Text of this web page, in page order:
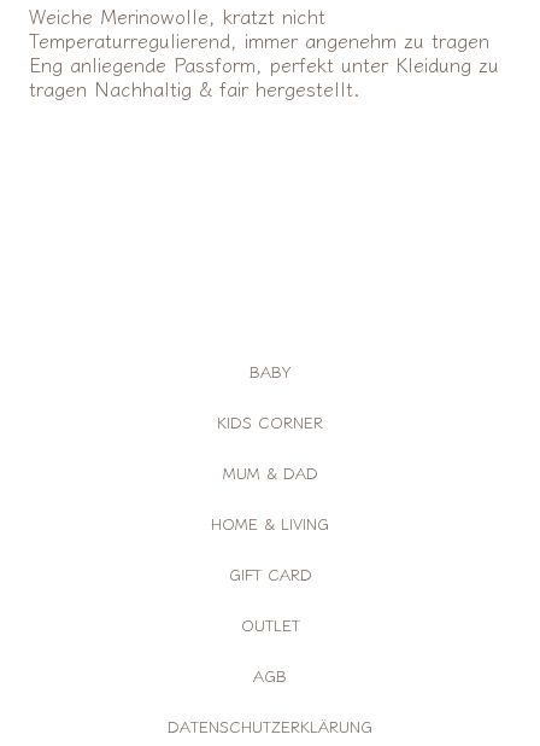
Weiche Merinowolle, kratzt nicht
Temperaturregulierend, immer angenehm zu tragen
Eng anliegende Passform, perfekt unter Kleidung zu
tragen Nachhaltig & fair hergestellt.
BABY
KIDS CORNER
MUM & DAD
HOME & LIVING
GIFT CARD
OUTLET
AGB
DATENSCHUTZERKLÄRUNG